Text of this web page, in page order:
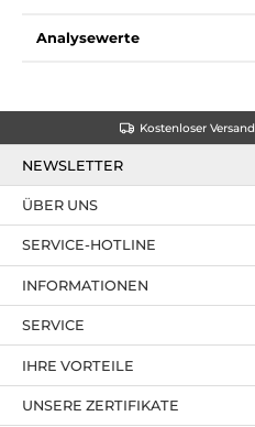
Analysewerte
Kostenloser
NEWSLETTER
SERVICE-HOTLINE
IHRE VORTEILE
ÜBER UNS
UNSERE ZERTIFIKATE
INFORMATIONEN
SERVICE